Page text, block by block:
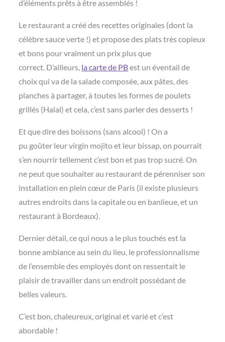
d’éléments prêts à être assemblés !
Le restaurant a créé des recettes originales (dont la
célèbre sauce verte !) et propose des plats très copieux
et bons pour vraiment un prix plus que
correct. D’ailleurs, la carte de PBest un éventail de
choix qui va de la salade composée, aux pâtes, des
planches à partager, à toutes les formes de poulets
grillés (Halal) et cela, c’est sans parler des desserts !
Et que dire des boissons (sans alcool) ! On a
pu goûter leur virgin mojito et leur bissap, on pourrait
s’en nourrir tellement c’est bon et pas trop sucré. On
ne peut que souhaiter au restaurant de pérenniser son
installation en plein cœur de Paris (il existe plusieurs
autres endroits dans la capitale ou en banlieue, et un
restaurant à Bordeaux).
Dernier détail, ce qui nous a le plus touchés est la
bonne ambiance au sein du lieu, le professionnalisme
de l’ensemble des employés dont on ressentait le
plaisir de travailler dans un endroit possédant de
belles valeurs.
C’est bon, chaleureux, original et varié et c’est
abordable !